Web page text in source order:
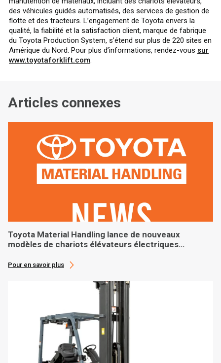
des véhicules guidés automatisés, des services de gestion de
flotte et des tracteurs. L’engagement de Toyota envers la
qualité, la fiabilité et la satisfaction client, marque de fabrique
du Toyota Production System, s’étend sur plus de 220 sites en
Amérique du Nord. Pour plus d’informations, rendez-vous sur
www.toyotaforklift.com.
Articles connexes
Toyota Material Handling lance de nouveaux
modèles de chariots élévateurs électriques
Pour en savoir plus